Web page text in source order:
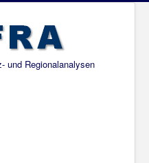
und Regionalanalysen